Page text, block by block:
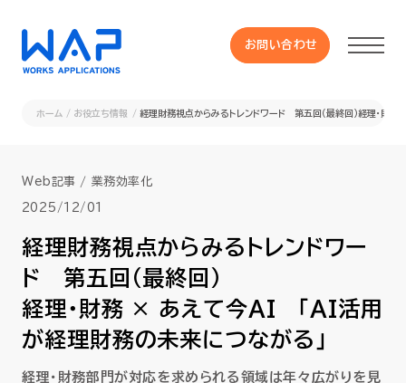
お問い合わせ
HUE 機能一覧
サービス
OXYGラインナップ
ホーム お役立ち情報 経理財務視点からみるトレンドワード 第五回（最終回）経理・
Web記事 業務効率化
2025/12/01
経理財務視点からみるトレンドワー
ド 第五回（最終回）
経理・財務 × あえて今AI 「AI活用
が経理財務の未来につながる」
経理・財務部門が対応を求められる領域は年々広がりを見
お問い合わせ